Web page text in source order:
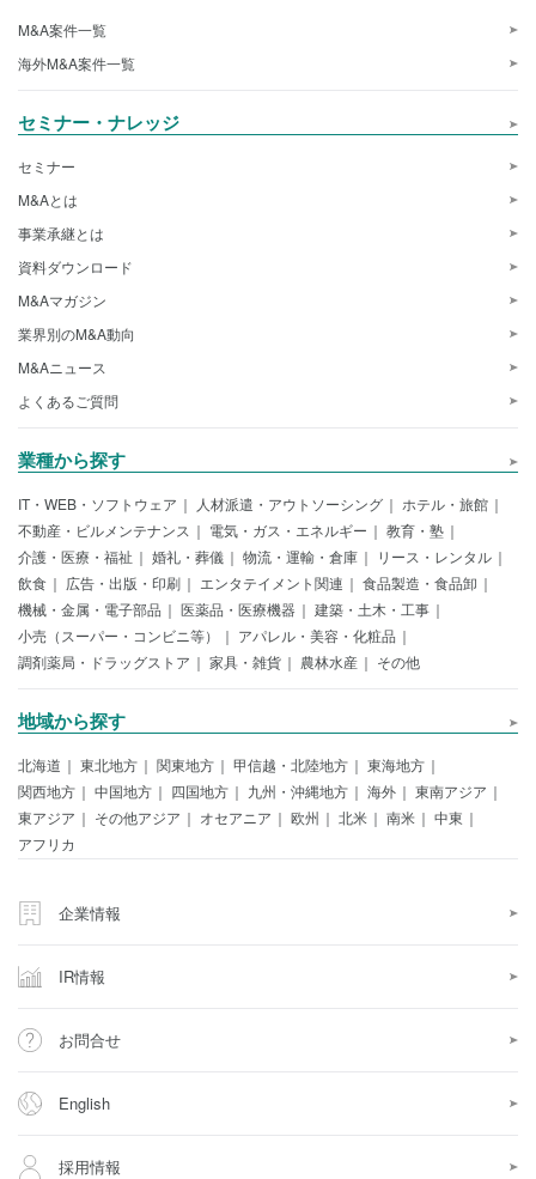
M&A案件一覧
海外M&A案件一覧
セミナー・ナレッジ
セミナー
M&Aとは
事業承継とは
資料ダウンロード
M&Aマガジン
業界別のM&A動向
M&Aニュース
よくあるご質問
業種から探す
IT・WEB・ソフトウェア 人材派遣・アウトソーシング
ホテル・旅館
不動産・ビルメンテナンス
電気・ガス・エネルギー
教育・塾
介護・医療・福祉
婚礼・葬儀 物流・運輸・倉庫
リース・レンタル
飲食
広告・出版・印刷 エンタテイメント関連
食品製造・食品卸
機械・金属・電子部品
医薬品・医療機器
建築・土木・工事
小売（スーパー・コンビニ等）
アパレル・美容・化粧品
調剤薬局・ドラッグストア
家具・雑貨 農林水産 その他
地域から探す
北海道 東北地方 関東地方 甲信越・北陸地方
東海地方
関西地方
中国地方 四国地方 九州・沖縄地方 海外
東南アジア
東アジア
その他アジア オセアニア 欧州 北米 南米
中東
アフリカ
企業情報
IR情報
お問合せ
English
採用情報